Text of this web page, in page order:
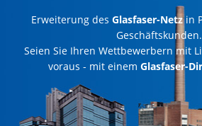
Erweiterung des Glasfaser-Netzin
Geschäftskunden.
Seien Sie Ihren Wettbewerbern mit
voraus - mit einem Glasfaser-